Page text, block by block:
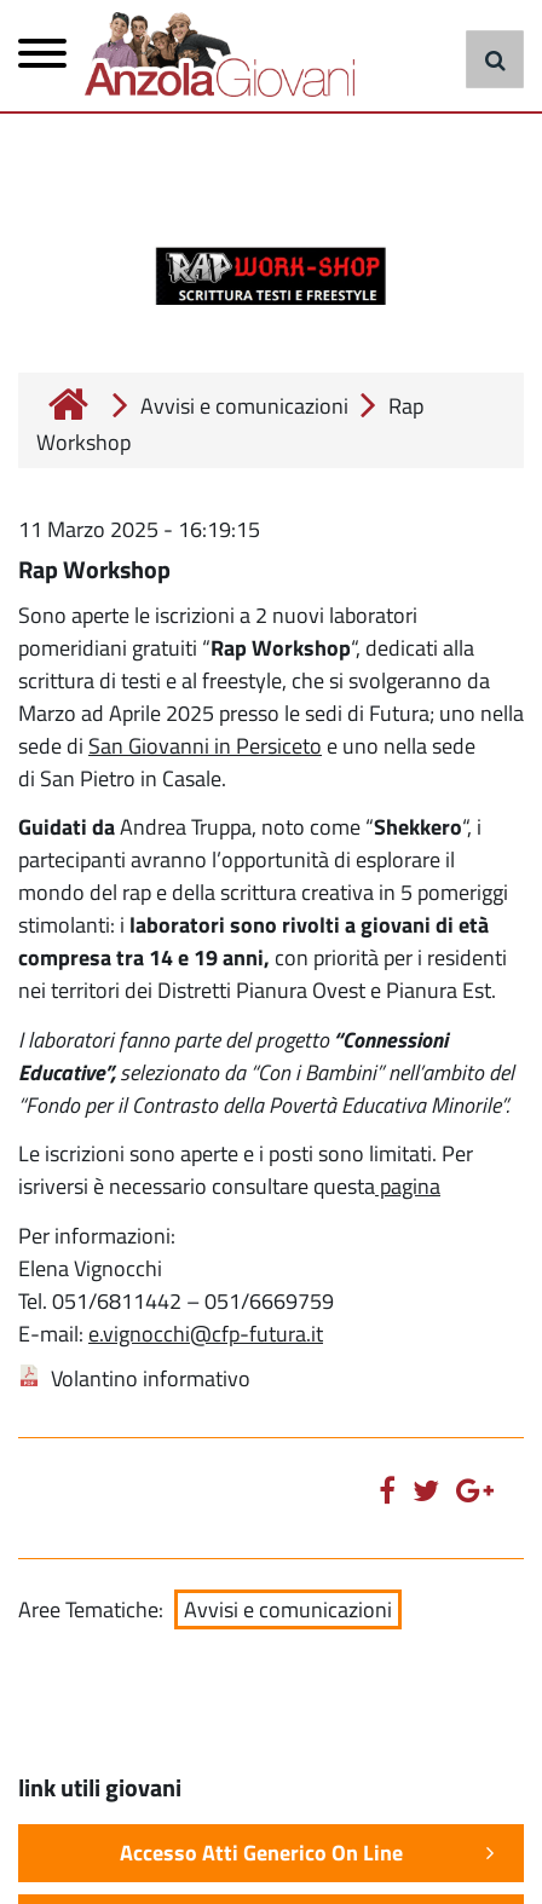
contenuto
principale
principale
cerca
Avvisi e comunicazioni
Rap
Workshop
11 Marzo 2025 - 16:19:15
Rap Workshop
Sono aperte le iscrizioni a 2 nuovi laboratori
pomeridiani gratuiti “Rap Workshop“, dedicati alla
scrittura di testi e al freestyle, che si svolgeranno da
Marzo ad Aprile 2025 presso le sedi di Futura; uno nella
sede di San Giovanni in Persiceto e uno nella sede
di San Pietro in Casale.
Guidati daAndrea Truppa, noto come “Shekkero“, i
partecipanti avranno l’opportunità di esplorare il
mondo del rap e della scrittura creativa in 5 pomeriggi
stimolanti: i laboratori sono rivolti a giovani di età
compresa tra 14 e 19 anni, con priorità per i residenti
nei territori dei Distretti Pianura Ovest e Pianura Est.
I laboratori fanno parte del progetto“Connessioni
Educative”,selezionato da “Con i Bambini” nell’ambito del
“Fondo per il Contrasto della Povertà Educativa Minorile”.
Le iscrizioni sono aperte e i posti sono limitati. Per
isriversi è necessario consultare questapagina
Per informazioni:
Elena Vignocchi
Tel. 051/6811442 – 051/6669759
E-mail: e.vignocchi@cfp-futura.it
Volantino informativo
Aree Tematiche: Avvisi e comunicazioni
link utili giovani
Accesso Atti Generico On Line